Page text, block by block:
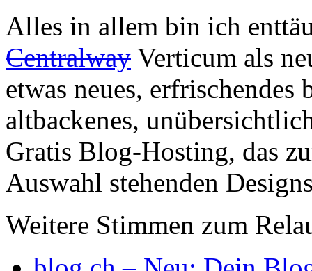
Alles in allem bin ich
Centralway Verticum als
etwas neues,
altbackenes,
Gratis Blog-Hosting, das
Auswahl stehenden
Weitere Stimmen zum